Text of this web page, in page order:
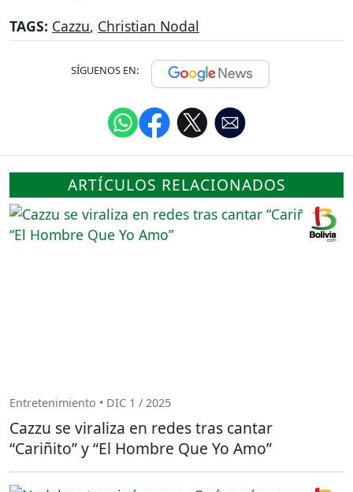
TAGS: Cazzu, Christian Nodal
SÍGUENOS EN:
ARTÍCULOS RELACIONADOS
Entretenimiento • DIC 1 / 2025
Cazzu se viraliza en redes tras cantar
“Cariñito” y “El Hombre Que Yo Amo”